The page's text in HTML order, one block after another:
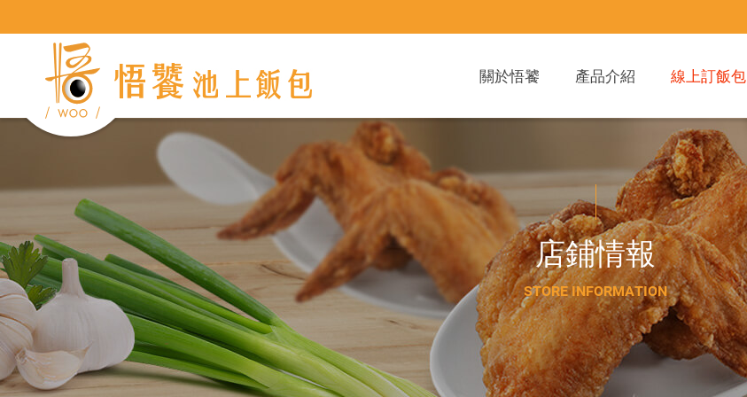
關於悟饕 產品介紹 線上訂飯包
店鋪情報
STORE INFORMATION